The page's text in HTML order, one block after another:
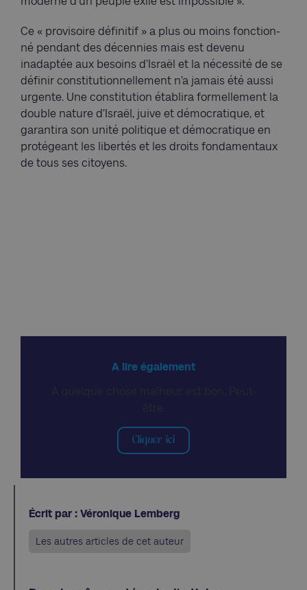
Ce « provisoire définitif » a plus ou moins fonc­­tion­­
né pendant des décennies mais est devenu
inadaptée aux besoins d’Israël et la nécessité de se
définir constitutionnellement n’a jamais été aussi
urgente. Une constitution établira formellement la
double nature d’Israël, juive et démocratique, et
garantira son unité politique et démocratique en
protégeant les libertés et les droits fondamentaux
de tous ses citoyens.
A lire également
Cliquer ici
Écrit par : Véronique Lemberg
Les autres articles de cet auteur